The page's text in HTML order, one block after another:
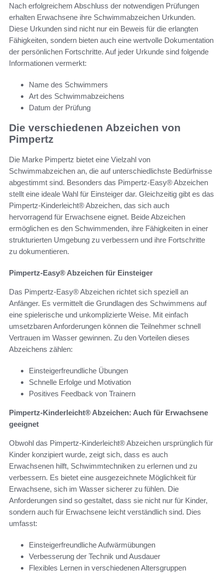
Nach erfolgreichem Abschluss der notwendigen Prüfungen
erhalten Erwachsene ihre Schwimmabzeichen Urkunden.
Diese Urkunden sind nicht nur ein Beweis für die erlangten
Fähigkeiten, sondern bieten auch eine wertvolle Dokumentation
der persönlichen Fortschritte. Auf jeder Urkunde sind folgende
Informationen vermerkt:
Name des Schwimmers
Art des Schwimmabzeichens
Datum der Prüfung
Die verschiedenen Abzeichen von
Pimpertz
Die Marke Pimpertz bietet eine Vielzahl von
Schwimmabzeichen an, die auf unterschiedlichste Bedürfnisse
abgestimmt sind. Besonders das Pimpertz-Easy® Abzeichen
stellt eine ideale Wahl für Einsteiger dar. Gleichzeitig gibt es das
Pimpertz-Kinderleicht® Abzeichen, das sich auch
hervorragend für Erwachsene eignet. Beide Abzeichen
ermöglichen es den Schwimmenden, ihre Fähigkeiten in einer
strukturierten Umgebung zu verbessern und ihre Fortschritte
zu dokumentieren.
Pimpertz-Easy® Abzeichen für Einsteiger
Das Pimpertz-Easy® Abzeichen richtet sich speziell an
Anfänger. Es vermittelt die Grundlagen des Schwimmens auf
eine spielerische und unkomplizierte Weise. Mit einfach
umsetzbaren Anforderungen können die Teilnehmer schnell
Vertrauen im Wasser gewinnen. Zu den Vorteilen dieses
Abzeichens zählen:
Einsteigerfreundliche Übungen
Schnelle Erfolge und Motivation
Positives Feedback von Trainern
Pimpertz-Kinderleicht® Abzeichen: Auch für Erwachsene
geeignet
Obwohl das Pimpertz-Kinderleicht® Abzeichen ursprünglich für
Kinder konzipiert wurde, zeigt sich, dass es auch
Erwachsenen hilft, Schwimmtechniken zu erlernen und zu
verbessern. Es bietet eine ausgezeichnete Möglichkeit für
Erwachsene, sich im Wasser sicherer zu fühlen. Die
Anforderungen sind so gestaltet, dass sie nicht nur für Kinder,
sondern auch für Erwachsene leicht verständlich sind. Dies
umfasst:
Einsteigerfreundliche Aufwärmübungen
Verbesserung der Technik und Ausdauer
Flexibles Lernen in verschiedenen Altersgruppen